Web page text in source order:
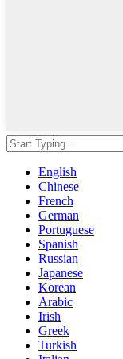
English
Chinese
French
German
Portuguese
Spanish
Russian
Japanese
Korean
Arabic
Irish
Greek
Turkish